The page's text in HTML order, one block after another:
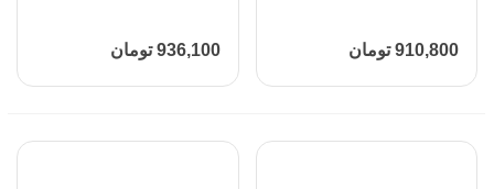
910,800 تومان 936,100 تومان